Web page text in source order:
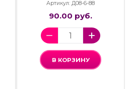
Артикул: Д08-6-88
90.00 руб.
В КОРЗИНУ